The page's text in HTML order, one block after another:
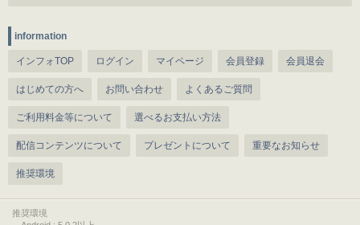
information
インフォTOP ログイン マイページ 会員登録 会員退会
はじめての方へ お問い合わせ よくあるご質問
ご利用料金等について 選べるお支払い方法
配信コンテンツについて プレゼントについて 重要なお知らせ
推奨環境
推奨環境